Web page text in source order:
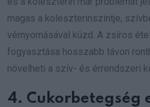
magas a koleszterinszintje,
vérnyomásával küzd. A zsíros
fogyasztása hosszabb távon
növelheti a szív- és érrendszeri
4. Cukorbetegség